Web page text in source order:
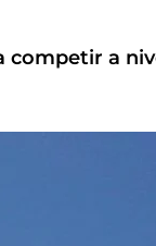
competir a